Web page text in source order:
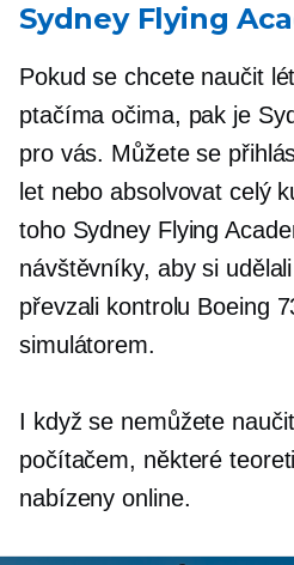
Sydney Flying
Pokud se chcete naučit
ptačíma očima, pak je
pro vás. Můžete se
let nebo absolvovat celý
toho Sydney Flying
návštěvníky, aby si
převzali kontrolu Boeing
simulátorem.
I když se nemůžete
počítačem, některé
nabízeny online.